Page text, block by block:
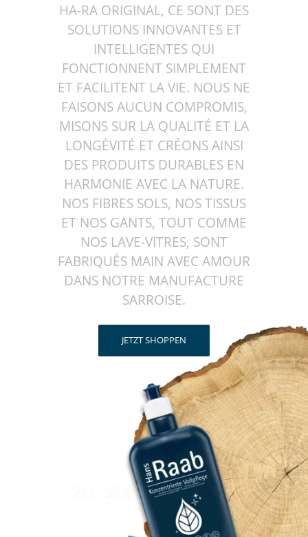
HA-RA ORIGINAL, CE SONT DES
SOLUTIONS INNOVANTES ET
INTELLIGENTES QUI
FONCTIONNENT SIMPLEMENT
ET FACILITENT LA VIE. NOUS NE
FAISONS AUCUN COMPROMIS,
MISONS SUR LA QUALITÉ ET LA
LONGÉVITÉ ET CRÉONS AINSI
DES PRODUITS DURABLES EN
HARMONIE AVEC LA NATURE.
NOS FIBRES SOLS, NOS TISSUS
ET NOS GANTS, TOUT COMME
NOS LAVE-VITRES, SONT
FABRIQUÉS MAIN AVEC AMOUR
DANS NOTRE MANUFACTURE
SARROISE.
JETZT SHOPPEN